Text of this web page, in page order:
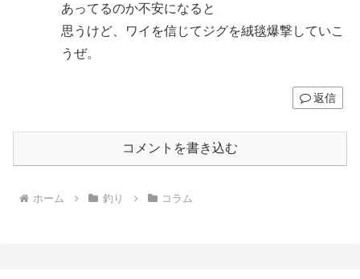
あってるのか不安になると
思うけど、ワイを信じてジグを絨毯爆撃していこ
うぜ。
返信
コメントを書き込む
ホーム 釣り コラム